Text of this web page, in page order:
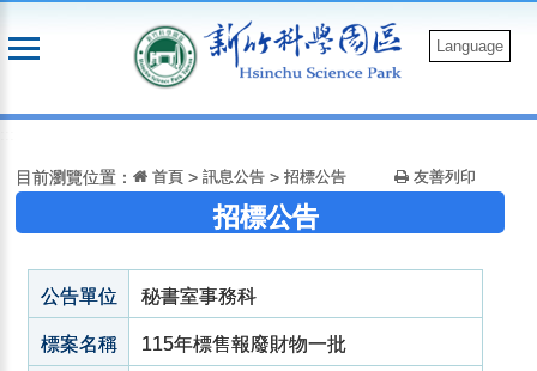
到
Language
目前瀏覽位置： 首頁 >訊息公告 >招標公告 友善列印
招標公告
公告單位 秘書室事務科
標案名稱 115年標售報廢財物一批